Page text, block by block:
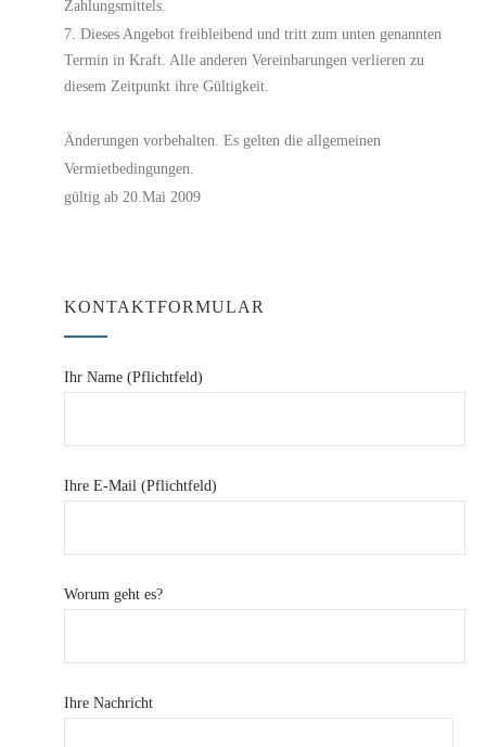
Zahlungsmittels.
Dieses Angebot freibleibend und tritt zum unten genannten
Termin in Kraft. Alle anderen Vereinbarungen verlieren zu
diesem Zeitpunkt ihre Gültigkeit.
Änderungen vorbehalten. Es gelten die allgemeinen
Vermietbedingungen.
gültig ab 20.Mai 2009
KONTAKTFORMULAR
Ihr Name (Pflichtfeld)
Ihre E-Mail (Pflichtfeld)
Worum geht es?
Ihre Nachricht